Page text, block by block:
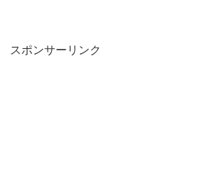
スポンサーリンク